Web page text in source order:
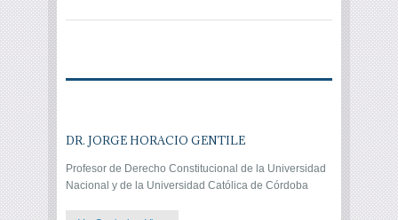
DR. JORGE HORACIO GENTILE
Profesor de Derecho Constitucional de la Universidad
Nacional y de la Universidad Católica de Córdoba